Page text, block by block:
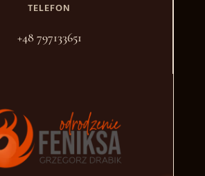
TELEFON
+48 797133651